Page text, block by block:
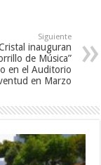
Siguiente
inauguran
de Música”
en el Auditorio
en Marzo